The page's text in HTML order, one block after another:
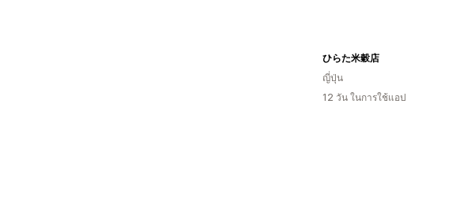
ひらた米穀店
ญี่ปุ่น
12 วัน ในการใช้แอป